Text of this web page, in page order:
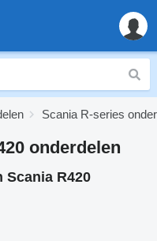
Scania R-series
onderdelen
Scania R420